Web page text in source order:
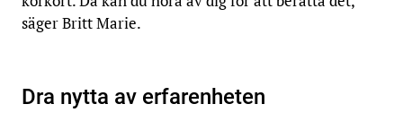
säger Britt Marie.
Dra nytta av erfarenheten